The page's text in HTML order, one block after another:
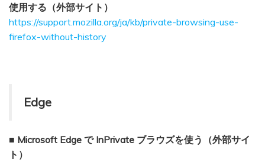
使用する（外部サイト）
https://support.mozilla.org/ja/kb/private-browsing-use-
firefox-without-history
Edge
■ Microsoft Edge で InPrivate ブラウズを使う（外部サイ
ト）